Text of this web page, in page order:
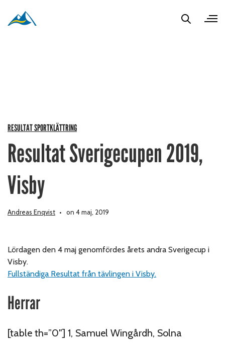
RESULTAT SPORTKLÄTTRING
Resultat Sverigecupen 2019,
Visby
Andreas Enqvist on 4 maj, 2019
Lördagen den 4 maj genomfördes årets andra Sverigecup i
Visby.
Fullständiga Resultat från tävlingen i Visby.
Herrar
[table th=”0″] 1, Samuel Wingårdh, Solna